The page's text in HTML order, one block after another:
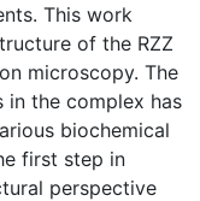
This work
of the RZZ
microscopy. The
the complex has
biochemical
first step in
perspective